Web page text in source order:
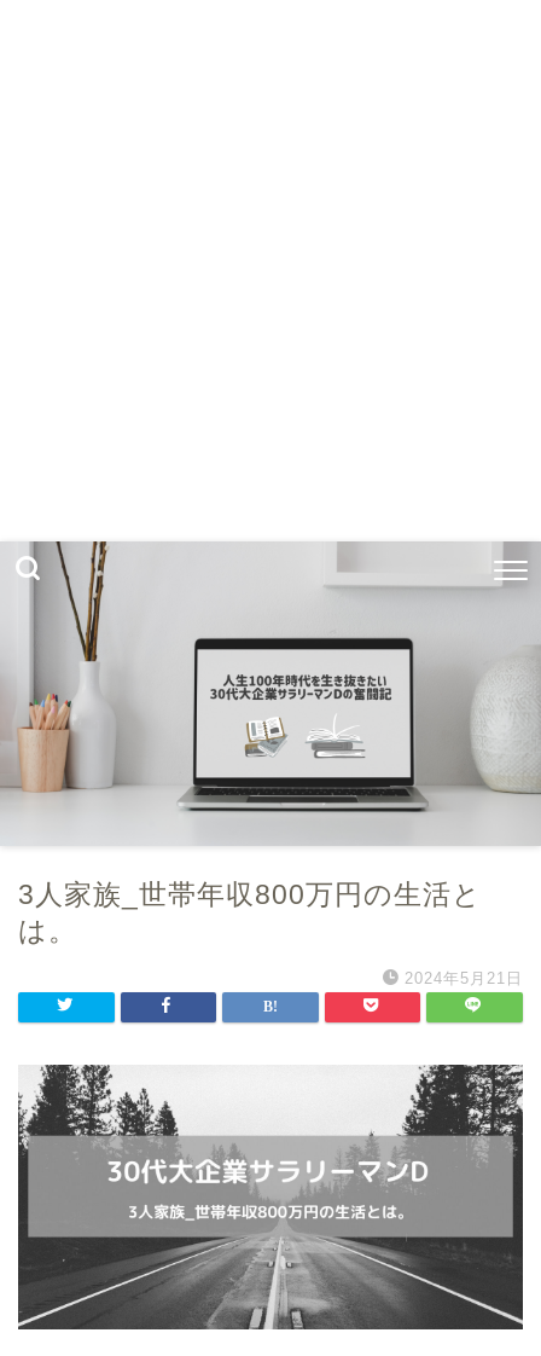
3人家族_世帯年収800万円の生活と
は。
2024年5月21日